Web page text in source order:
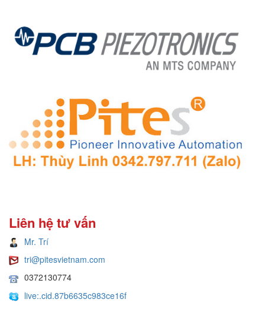
Liên hệ tư vấn
Mr. Trí
tri@pitesvietnam.com
0372130774
live:.cid.87b6635c983ce16f